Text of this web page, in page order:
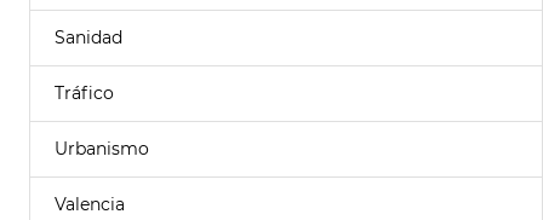
Sanidad
Tráfico
Urbanismo
Valencia